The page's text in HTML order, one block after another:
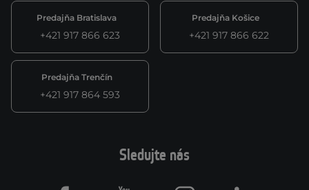
Predajňa Bratislava
+421 917 866 623
Predajňa Košice
+421 917 866 622
Predajňa Trenčín
+421 917 864 593
Sledujte nás